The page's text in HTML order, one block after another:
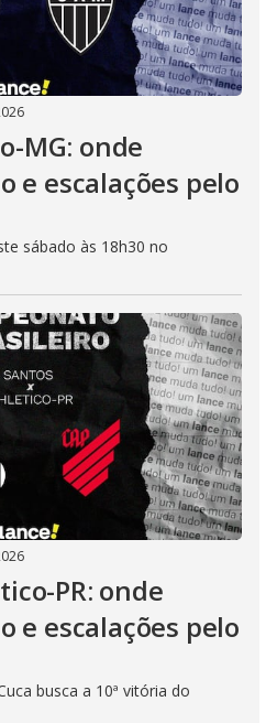
MG: onde
e escalações pelo
sábado às 18h30 no
PR: onde
e escalações pelo
busca a 10ª vitória do